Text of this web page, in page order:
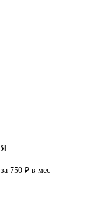
750 ₽ в мес